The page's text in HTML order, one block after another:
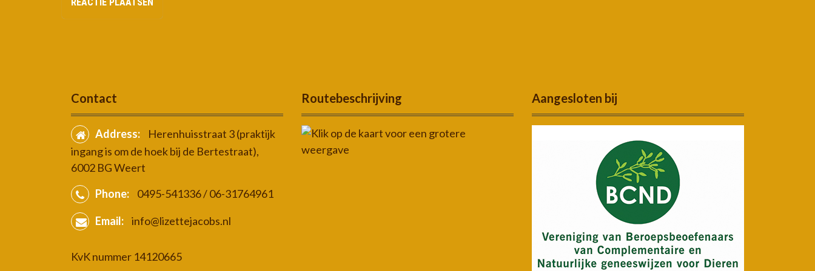
Contact
Address:
Herenhuisstraat 3 (praktijk
ingang is om de hoek bij de Bertestraat),
6002 BG Weert
Phone:
0495-541336 / 06-31764961
Email: info@lizettejacobs.nl
KvK nummer 14120665
Routebeschrijving Aangesloten bij